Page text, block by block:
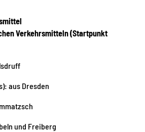
Verkehrsmitteln (Startpunkt
aus Dresden
und Freiberg